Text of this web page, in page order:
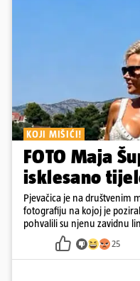
KOJI MIŠIĆI!
FOTO Maja
isklesano
Pjevačica je na društvenim
fotografiju na kojoj je
pohvalili su njenu zavidnu
25